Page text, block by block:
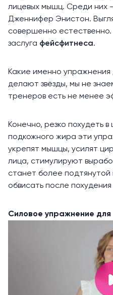
лицевых мышц. Среди них
Дженнифер Энистон.
совершенно
заслуга фейсфитнеса.
Какие именно упражнения
делают звёзды, мы не
тренеров есть не менее
Конечно, резко похудеть в
подкожного жира эти
укрепят мышцы, усилят
лица, стимулируют
станет более
обвисать после
Силовое упражнение для